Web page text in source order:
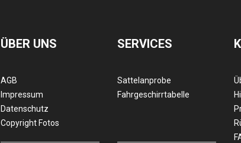
ÜBER UNS
AGB
Impressum
Datenschutz
Copyright Fotos
SERVICES
Sattelanprobe
Fahrgeschirrtabelle